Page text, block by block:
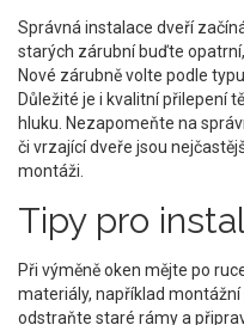
Správná instalace dveří
starých zárubní buďte
Nové zárubně volte podle
Důležité je i kvalitní přilepení
hluku. Nezapomeňte na
či vrzající dveře jsou
montáži.
Tipy pro
Při výměně oken mějte po
materiály, například montážní
odstraňte staré rámy a